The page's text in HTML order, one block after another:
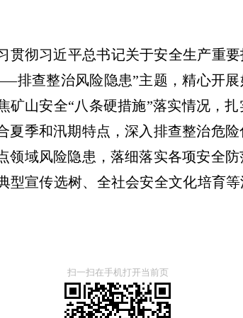
贯彻习近平总书记关于安全生产重
查整治风险隐患”主题，精心开展
矿山安全“八条硬措施”落实情况，
夏季和汛期特点，深入排查整治危
领域风险隐患，落细落实各项安全
型宣传选树、全社会安全文化培育
扫一扫在手机打开当前页